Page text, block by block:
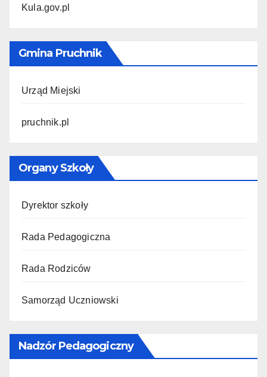
Kula.gov.pl
Gmina Pruchnik
Urząd Miejski
pruchnik.pl
Organy Szkoły
Dyrektor szkoły
Rada Pedagogiczna
Rada Rodziców
Samorząd Uczniowski
Nadzór Pedagogiczny